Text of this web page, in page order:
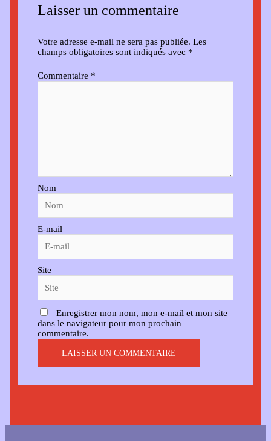
Laisser un commentaire
Votre adresse e-mail ne sera pas publiée. Les
champs obligatoires sont indiqués avec *
Commentaire *
Nom
E-mail
Site
Enregistrer mon nom, mon e-mail et mon site
dans le navigateur pour mon prochain
commentaire.